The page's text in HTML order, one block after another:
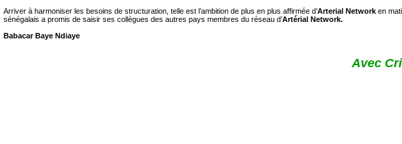
Arriver à harmoniser les besoins de structuration, telle est l’ambition de plus en plus affirmée d’Arterial Network en
sénégalais a promis de saisir ses collègues des autres pays membres du réseau d’Artérial Network.
Babacar Baye Ndiaye
Avec